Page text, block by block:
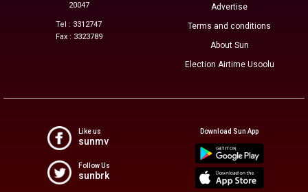
20047
Tel : 3312747
Fax : 3323789
Advertise
Terms and conditions
About Sun
Election Airtime Usoolu
Like us
sunmv
Follow Us
sunbrk
Download Sun App